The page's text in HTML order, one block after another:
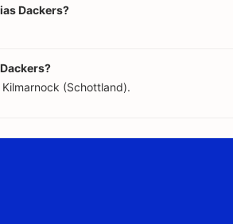
Dackers?
(Schottland).